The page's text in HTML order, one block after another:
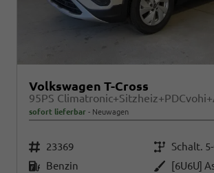
Volkswagen T-Cross
sofort lieferbar Neuwagen
Fahrzeugnr. 23369 Getriebe Schalt.
Kraftstoff Benzin Außenfarbe
[6U6U]